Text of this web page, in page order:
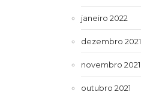
janeiro 2022
dezembro 2021
novembro 2021
outubro 2021